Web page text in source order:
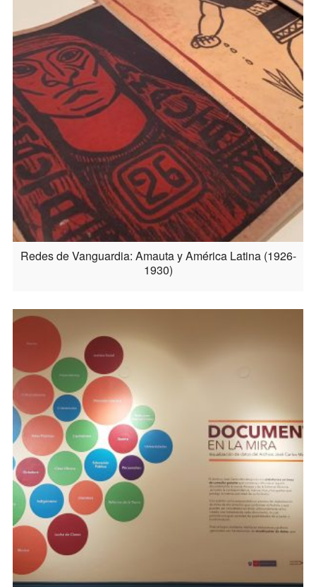
Redes de Vanguardia: Amauta y América Latina (1926-
1930)